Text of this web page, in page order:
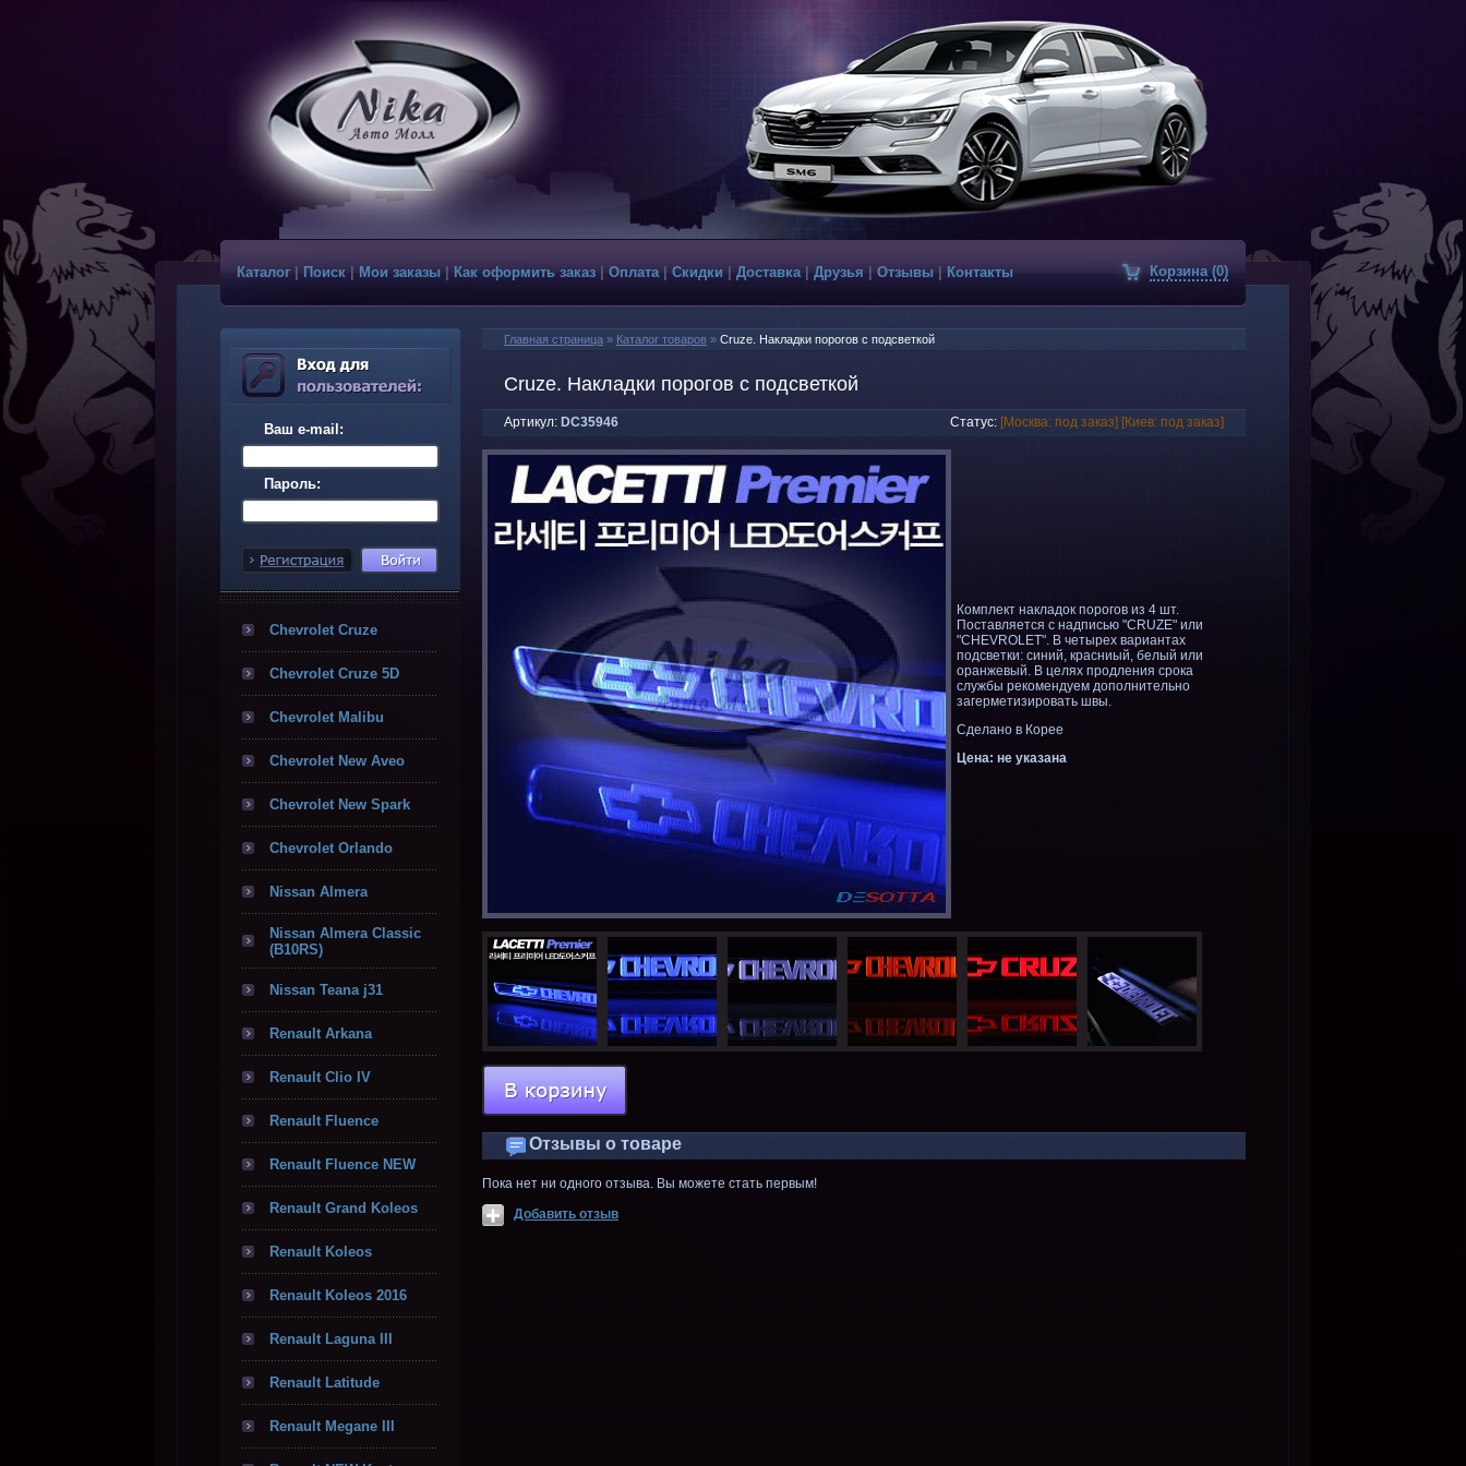
Каталог Поиск|Мои заказы|Как оформить заказ Оплата| Скидки Доставка| Друзья Отзывы Контакты Корзина (0)
Ваш e-mail:
Пароль:
Chevrolet Cruze
Chevrolet Cruze 5D
Chevrolet Malibu
Chevrolet New Aveo
Chevrolet New Spark
Chevrolet Orlando
Nissan Almera
Nissan Almera Classic
(B10RS)
Nissan Teana j31
Renault Arkana
Renault Clio IV
Renault Fluence
Renault Fluence NEW
Renault Grand Koleos
Renault Koleos
Renault Koleos 2016
Renault Laguna III
Renault Latitude
Renault Megane III
Главная страница » Каталог товаров » Cruze. Накладки порогов с подсветкой
Cruze. Накладки порогов с подсветкой
Артикул: DC35946 Статус: [Москва: под заказ] [Киев: под заказ]
Комплект накладок порогов из 4 шт.
Поставляется с надписью "CRUZE" или
"CHEVROLET". В четырех вариантах
подсветки: синий, красниый, белый или
оранжевый. В целях продления срока
службы рекомендуем дополнительно
загерметизировать швы.
Сделано в Корее
Цена: не указана
Отзывы о товаре
Пока нет ни одного отзыва. Вы можете стать первым!
Добавить отзыв